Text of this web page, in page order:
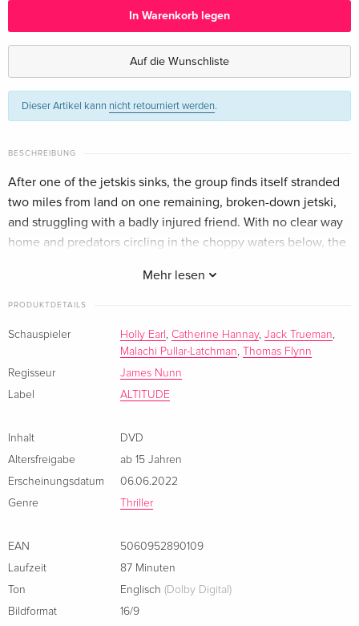
Standard Edition
Englisch · US Version
CHF 19.50
Standard Edition
In Warenkorb legen
Auf die Wunschliste
Dieser Artikel kann nicht retourniert werden.
BESCHREIBUNG
Mehr lesen
After one of the jetskis sinks, the group finds itself stranded
two miles from land on one remaining, broken-down jetski,
and struggling with a badly injured friend. With no clear way
home and predators circling in the choppy waters below, the
PRODUKTDETAILS
Schauspieler Holly Earl , Catherine Hannay, Jack Trueman,
Malachi Pullar-Latchman,
Thomas Flynn
Regisseur
James Nunn
Label
ALTITUDE
Inhalt
DVD
Altersfreigabe
ab 15 Jahren
Erscheinungsdatum
06.06.2022
Genre
Thriller
EAN
5060952890109
Laufzeit
87 Minuten
Ton
Englisch (Dolby Digital)
Bildformat
16/9